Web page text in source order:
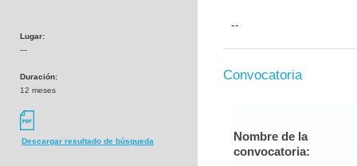
Lugar:
---
Duración:
12 meses
Descargar resultado de búsqueda
--
Convocatoria
Nombre de la
convocatoria: